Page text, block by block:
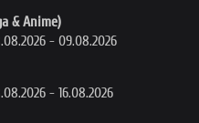
& Anime)
- 09.08.2026
- 16.08.2026